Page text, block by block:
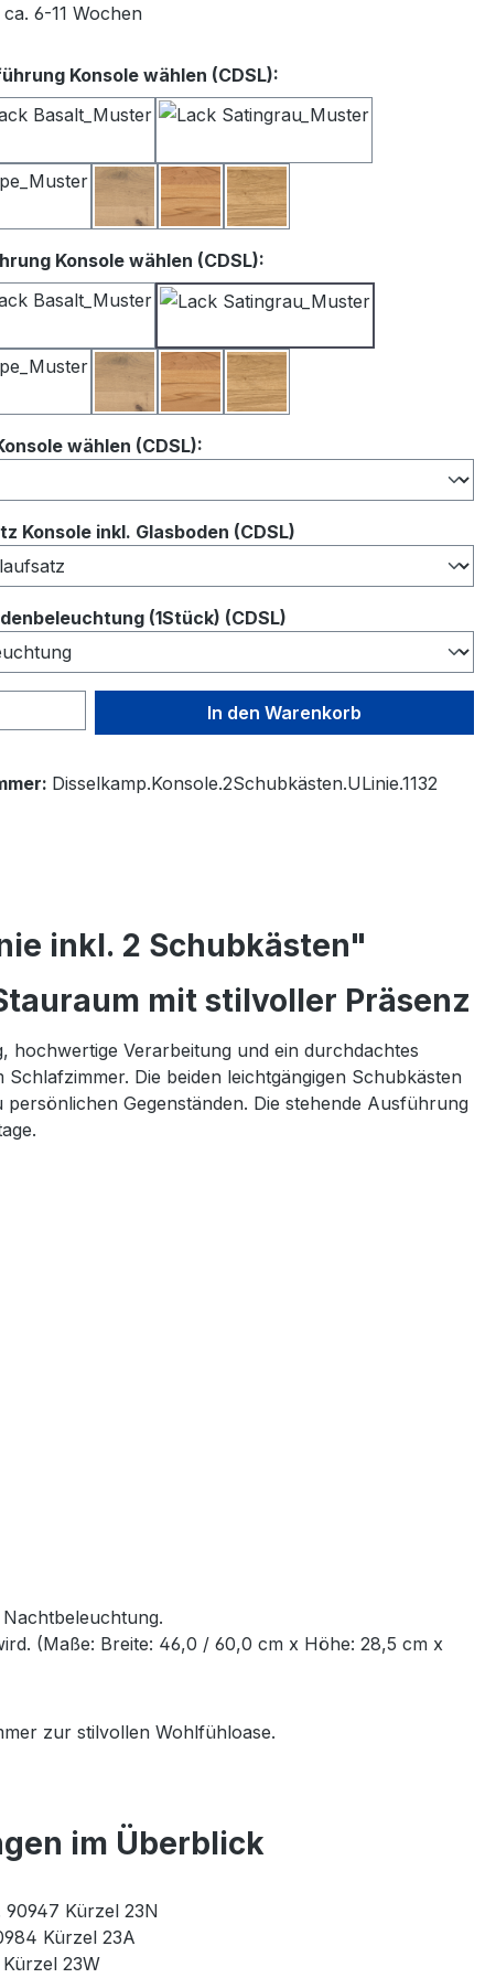
6-11 Wochen
Konsole wählen (CDSL):
BalkeneicheKernbucheWildeiche
Konsole wählen (CDSL):
BalkeneicheKernbucheWildeiche
wählen (CDSL):
Konsole inkl. Glasboden (CDSL)
(1Stück) (CDSL)
Anzahl: Gib den gewünschten Wert
In den Warenkorb
Disselkamp.Konsole.2Schubkästen.ULinie.1132
inkl. 2 Schubkästen"
mit stilvoller Präsenz
Verarbeitung und ein durchdachtes
Die beiden leichtgängigen Schubkästen
Gegenständen. Die stehende Ausführung
(Maße: Breite: 46,0 / 60,0 cm x Höhe: 28,5 cm x
zur stilvollen Wohlfühloase.
im Überblick
Kürzel 23N
Kürzel 23A
23W